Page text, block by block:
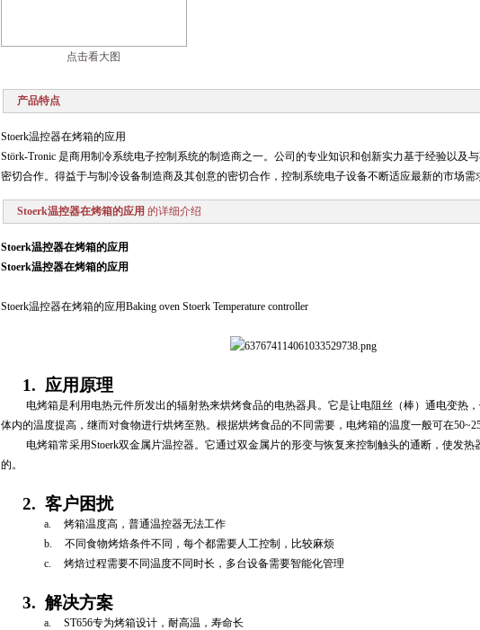
点击看大图
产品特点
Stoerk温控器在烤箱的应用
Störk-Tronic 是商用制冷系统电子控制系统的制造商之一。公司的专业知识和创新实力基于经验以及
密切合作。得益于与制冷设备制造商及其创意的密切合作，控制系统电子设备不断适应最新的市场需
Stoerk温控器在烤箱的应用 的详细介绍
Stoerk温控器在烤箱的应用
Stoerk温控器在烤箱的应用
Stoerk温控器在烤箱的应用Baking oven Stoerk Temperature controller
1. 应用原理
电烤箱是利用电热元件所发出的辐射热来烘烤食品的电热器具。它是让电阻丝（棒）通电变热
体内的温度提高，继而对食物进行烘烤至熟。根据烘烤食品的不同需要，电烤箱的温度一般可在
电烤箱常采用Stoerk双金属片温控器。它通过双金属片的形变与恢复来控制触头的通断，使发热
的。
2. 客户困扰
a.
烤箱温度高，普通温控器无法工作
b.
不同食物烤焙条件不同，每个都需要人工控制，比较麻烦
c.
烤焙过程需要不同温度不同时长，多台设备需要智能化管理
3. 解决方案
a. ST656专为烤箱设计，耐高温，寿命长